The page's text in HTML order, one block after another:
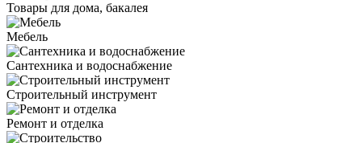
Товары для дома, бакалея
Мебель
Сантехника и водоснабжение
Строительный инструмент
Ремонт и отделка